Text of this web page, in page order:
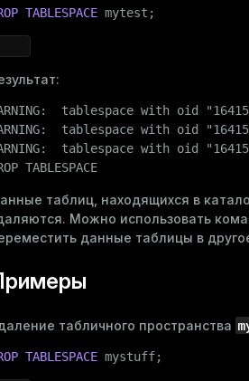
TABLESPACE mytest;
tablespace with oid
tablespace with oid
tablespace with oid
TABLESPACE
таблиц, находящихся в
Можно использовать
данные таблицы в
табличного пространства
TABLESPACE mystuff;